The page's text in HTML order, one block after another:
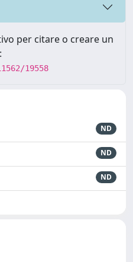
per citare o creare un
19558
ND
ND
ND